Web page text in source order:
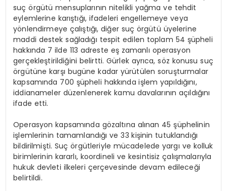
suç örgütü mensuplarının nitelikli yağma ve tehdit
eylemlerine karıştığı, ifadeleri engellemeye veya
yönlendirmeye çalıştığı, diğer suç örgütü üyelerine
maddi destek sağladığı tespit edilen toplam 54 şüpheli
hakkında 7 ilde 113 adreste eş zamanlı operasyon
gerçekleştirildiğini belirtti. Gürlek ayrıca, söz konusu suç
örgütüne karşı bugüne kadar yürütülen soruşturmalar
kapsamında 700 şüpheli hakkında işlem yapıldığını,
iddianameler düzenlenerek kamu davalarının açıldığını
ifade etti.
Operasyon kapsamında gözaltına alınan 45 şüphelinin
işlemlerinin tamamlandığı ve 33 kişinin tutuklandığı
bildirilmişti. Suç örgütleriyle mücadelede yargı ve kolluk
birimlerinin kararlı, koordineli ve kesintisiz çalışmalarıyla
hukuk devleti ilkeleri çerçevesinde devam edileceği
belirtildi.